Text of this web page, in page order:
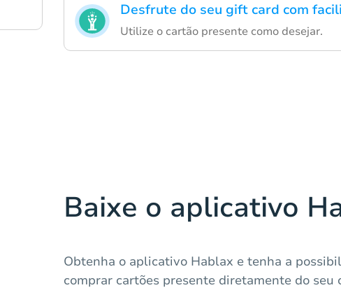
Desfrute do seu gift card com
Utilize o cartão presente como desejar.
Baixe o aplicativo
Obtenha o aplicativo Hablax e tenha a
comprar cartões presente diretamente do seu